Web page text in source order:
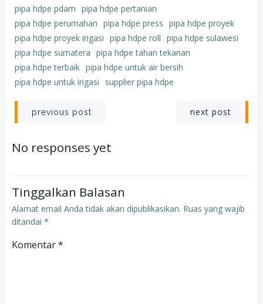
pipa hdpe pdam pipa hdpe pertanian
pipa hdpe perumahan pipa hdpe press pipa hdpe proyek
pipa hdpe proyek irigasi pipa hdpe roll pipa hdpe sulawesi
pipa hdpe sumatera pipa hdpe tahan tekanan
pipa hdpe terbaik pipa hdpe untuk air bersih
pipa hdpe untuk irigasi
supplier pipa hdpe
Post
navigation
previous post next post
No responses yet
Tinggalkan Balasan
Alamat email Anda tidak akan dipublikasikan. Ruas yang wajib
ditandai *
Komentar*